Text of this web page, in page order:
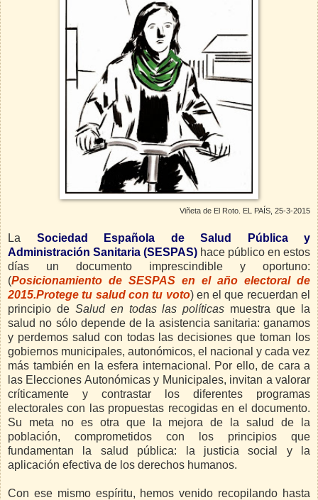
Viñeta de El Roto. EL PAÍS, 25-3-2015
La Sociedad Española de Salud Pública y
Administración Sanitaria (SESPAS) hace público en estos
días un documento imprescindible y oportuno:
(Posicionamiento de SESPAS en el año electoral de
2015.Protege tu salud con tu voto) en el que recuerdan el
principio de Salud en todas las políticas muestra que la
salud no sólo depende de la asistencia sanitaria: ganamos
y perdemos salud con todas las decisiones que toman los
gobiernos municipales, autonómicos, el nacional y cada vez
más también en la esfera internacional. Por ello, de cara a
las Elecciones Autonómicas y Municipales, invitan a valorar
críticamente y contrastar los diferentes programas
electorales con las propuestas recogidas en el documento.
Su meta no es otra que la mejora de la salud de la
población, comprometidos con los principios que
fundamentan la salud pública: la justicia social y la
aplicación efectiva de los derechos humanos.
Con ese mismo espíritu, hemos venido recopilando hasta